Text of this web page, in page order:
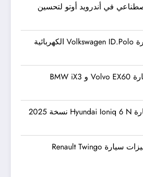
في أندرويد أوتو لتحسين
مواصفات سيارة Volkswagen ID.Polo الكهربائية
مقارنة بين سيارة Volvo EX60 و BMW iX3
نظرة على سيارة Hyundai Ioniq 6 N نسخة 2025
مواصفات ومميزات سيارة Renault Twingo